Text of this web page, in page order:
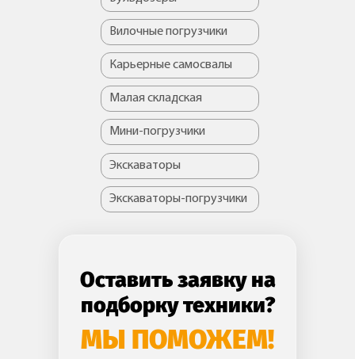
Вилочные погрузчики
Карьерные самосвалы
Малая складская
Мини-погрузчики
Экскаваторы
Экскаваторы-погрузчики
Оставить заявку на
подборку техники?
МЫ ПОМОЖЕМ!